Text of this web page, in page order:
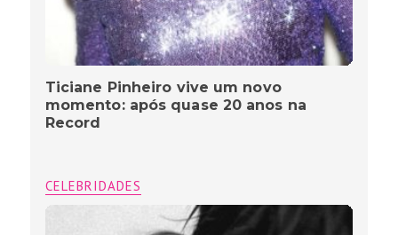
Ticiane Pinheiro vive um novo
momento: após quase 20 anos na
Record
CELEBRIDADES